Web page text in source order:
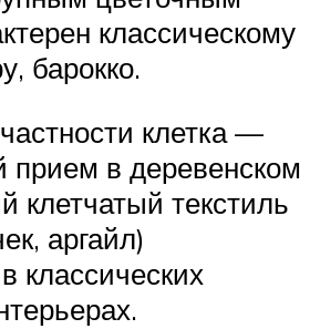
классическому
барокко.
клетка —
в деревенском
клетчатый текстиль
аргайл)
классических